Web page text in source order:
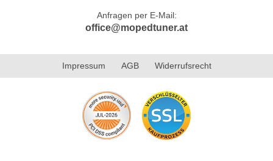
Anfragen per E-Mail:
office@mopedtuner.at
Impressum AGB Widerrufsrecht